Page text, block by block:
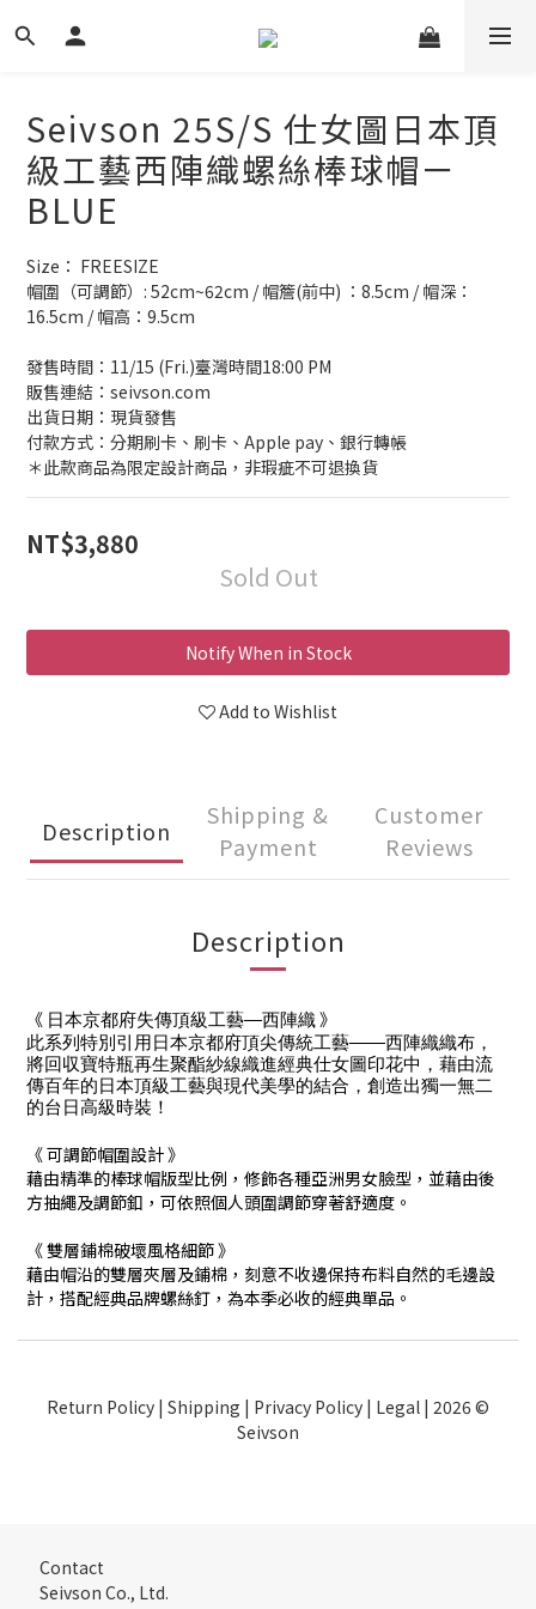
Seivson 25S/S 仕女圖日本頂
級工藝西陣織螺絲棒球帽ㄧ
BLUE
Size： FREESIZE
帽圍（可調節）: 52cm~62cm / 帽簷(前中) ：8.5cm / 帽深：
16.5cm / 帽高：9.5cm
發售時間：11/15 (Fri.)臺灣時間18:00 PM
販售連結：seivson.com
出貨日期：現貨發售
付款方式：分期刷卡、刷卡、Apple pay、銀行轉帳
＊此款商品為限定設計商品，非瑕疵不可退換貨
NT$3,880
Sold Out
Notify When in Stock
Add to Wishlist
Description
Shipping &
Payment
Customer
Reviews
Description
《 日本京都府失傳頂級工藝—西陣織 》
此系列特別引用日本京都府頂尖傳統工藝——西陣織織布，
將回収寶特瓶再生聚酯紗線織進經典仕女圖印花中，藉由流
傳百年的日本頂級工藝與現代美學的結合，創造出獨一無二
的台日高級時裝！
《 可調節帽圍設計 》
藉由精準的棒球帽版型比例，修飾各種亞洲男女臉型，並藉由後
方抽繩及調節釦，可依照個人頭圍調節穿著舒適度。
《 雙層鋪棉破壞風格細節 》
藉由帽沿的雙層夾層及鋪棉，刻意不收邊保持布料自然的毛邊設
計，搭配經典品牌螺絲釘，為本季必收的經典單品。
Return Policy | Shipping | Privacy Policy | Legal | 2026 ©
Seivson
Contact
Seivson Co., Ltd.